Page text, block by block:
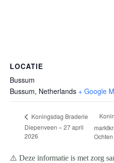
LOCATIE
Bussum
Bussum, Netherlands + Google
Koningsdag Braderie
Diepenveen – 27 april
2026
Ochten
⚠️ Deze informatie is met zorg